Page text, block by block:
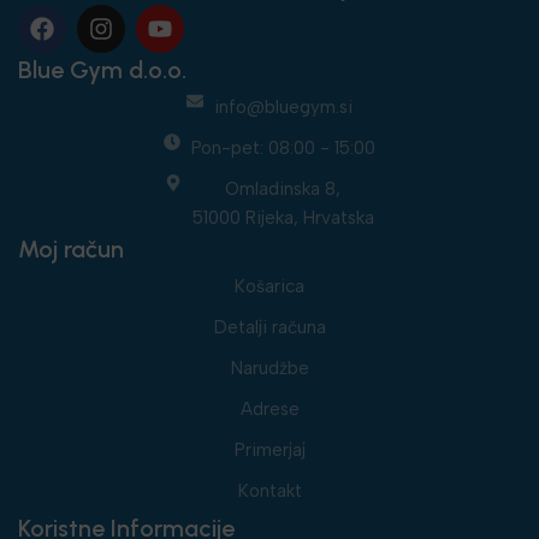
Blue Gym d.o.o.
info@bluegym.si
Pon-pet: 08:00 - 15:00
Omladinska 8,
51000 Rijeka, Hrvatska
Moj račun
Košarica
Detalji računa
Narudžbe
Adrese
Primerjaj
Kontakt
Koristne Informacije